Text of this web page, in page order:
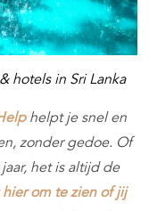
hotels in Sri Lanka
helpt je snel en
zonder gedoe. Of
het is altijd de
hier om te zien of jij